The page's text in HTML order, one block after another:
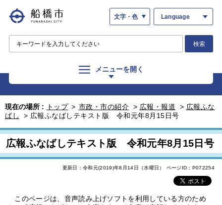
文字・色 Language
検索
メニューを開く
現在の場所 : トップ > 市政・市の紹介 > 広報・報道 > 広報ふな
ばし
> 広報ふなばしテキスト版 令和元年8月15日号
広報ふなばしテキスト版 令和元年8月15日号
更新日：令和元(2019)年8月14日（水曜日） ページID：P072254
このページは、音声読み上げソフトを利用している方のため